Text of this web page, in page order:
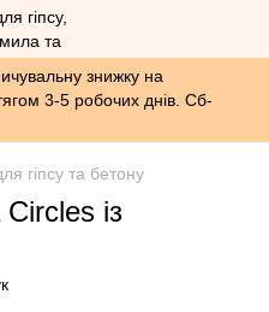
знижку на
3-5 робочих днів. Сб-
гіпсу та бетону
із